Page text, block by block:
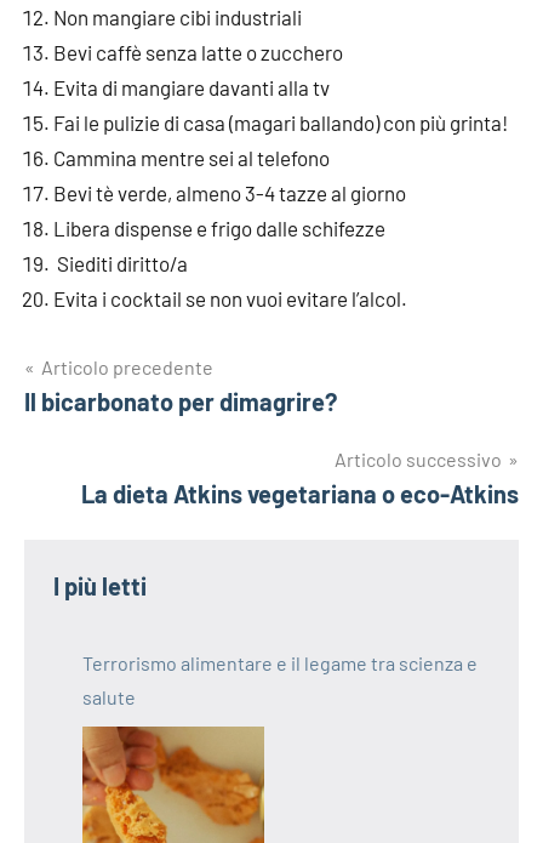
Non mangiare cibi industriali
Bevi caffè senza latte o zucchero
Evita di mangiare davanti alla tv
Fai le pulizie di casa (magari ballando) con più grinta!
Cammina mentre sei al telefono
Bevi tè verde, almeno 3-4 tazze al giorno
Libera dispense e frigo dalle schifezze
Siediti diritto/a
Evita i cocktail se non vuoi evitare l’alcol.
Navigazione
articoli
Articolo precedente
Il bicarbonato per dimagrire?
Articolo successivo
La dieta Atkins vegetariana o eco-Atkins
I più letti
Terrorismo alimentare e il legame tra scienza e
salute